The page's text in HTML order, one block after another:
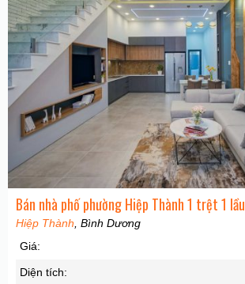
Bán nhà phố phường Hiệp Thành 1 trệt 1 lầu
Hiệp Thành , Bình Dương
Giá:
Diện tích: